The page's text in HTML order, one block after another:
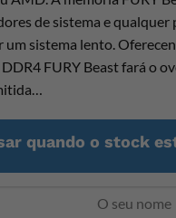
de sistema e
sistema lento.
FURY Beast fará o
quando o stock